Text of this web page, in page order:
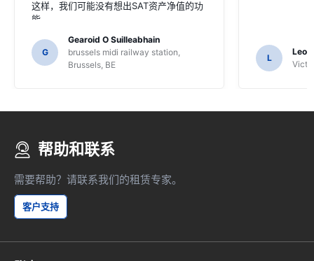
这样，我们可能没有想出SAT资产净值的功
能。
G
Gearoid O Suilleabhain
brussels midi railway station,
Brussels, BE
L
帮助和联系
需要帮助？请联系我们的租赁专家。
客户支持